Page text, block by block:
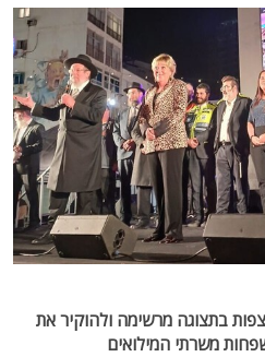
בתצוגה מרשימה ולהוקיר את
משרתי המילואים